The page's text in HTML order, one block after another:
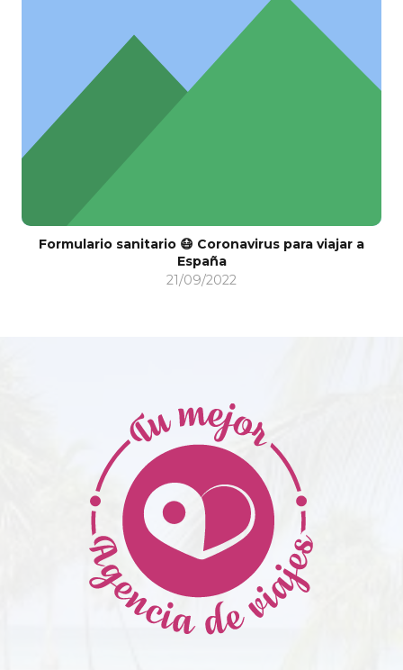
Formulario sanitario 😷 Coronavirus para viajar a
España
21/09/2022